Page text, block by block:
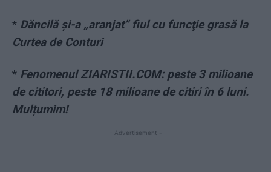
* Dăncilă și-a „aranjat” fiul cu funcţie grasă la
Curtea de Conturi
* Fenomenul ZIARISTII.COM: peste 3 milioane
de cititori, peste 18 milioane de citiri în 6 luni.
Mulțumim!
- Advertisement -